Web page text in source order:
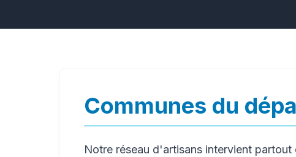
Communes du
Notre réseau d'artisans intervient